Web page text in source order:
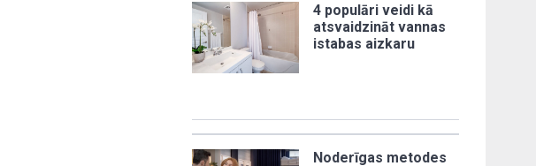
4 populāri veidi kā
atsvaidzināt vannas
istabas aizkaru
Noderīgas metodes